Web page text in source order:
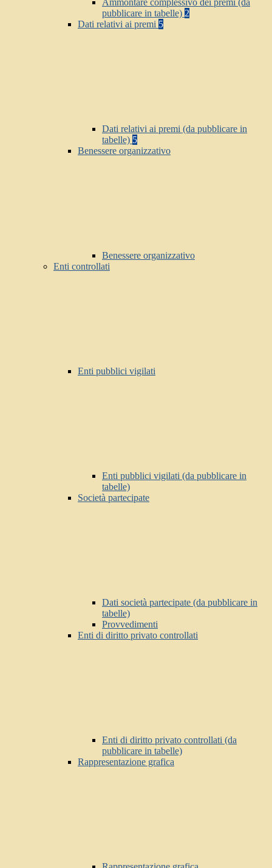
Ammontare complessivo dei premi (da
pubblicare in tabelle) 2
Dati relativi ai premi 5
Dati relativi ai premi (da pubblicare in
tabelle) 5
Benessere organizzativo
Benessere organizzativo
Enti controllati
Enti pubblici vigilati
Enti pubblici vigilati (da pubblicare in
tabelle)
Società partecipate
Dati società partecipate (da pubblicare in
tabelle)
Provvedimenti
Enti di diritto privato controllati
Enti di diritto privato controllati (da
pubblicare in tabelle)
Rappresentazione grafica